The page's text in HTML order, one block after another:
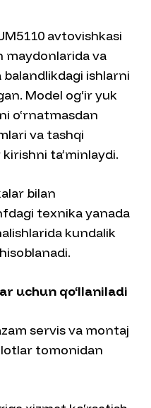
avtovishkasi
maydonlarida va
ishlarni
Model og‘ir yuk
o‘rnatmasdan
va tashqi
ta’minlaydi.
bilan
texnika yanada
kundalik
uchun qo‘llaniladi
servis va montaj
tomonidan